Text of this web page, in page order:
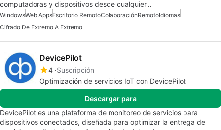
computadoras y dispositivos desde cualquier…
WindowsWeb AppsEscritorio RemotoColaboraciónRemotoIdiomas
Cifrado De Extremo A Extremo
DevicePilot
4 Suscripción
Optimización de servicios IoT con DevicePilot
Descargar para
DevicePilot es una plataforma de monitoreo de servicios para
dispositivos conectados, diseñada para optimizar la entrega de